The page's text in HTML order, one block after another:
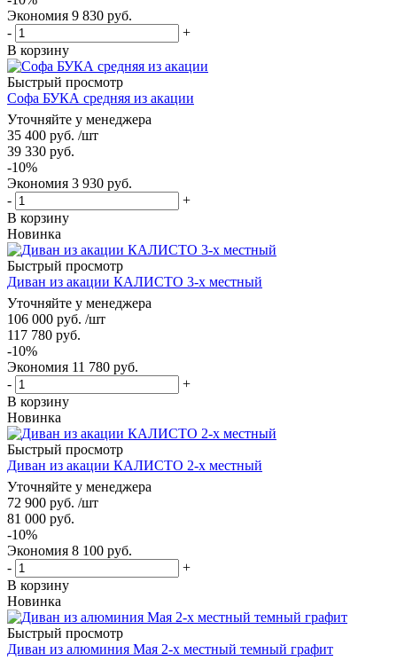
Экономия 9 830 руб.
-
+
В корзину
Быстрый просмотр
Софа БУКА средняя из акации
Уточняйте у менеджера
35 400 руб. /шт
39 330 руб.
-10%
Экономия 3 930 руб.
-
+
В корзину
Новинка
Быстрый просмотр
Диван из акации КАЛИСТО 3-х местный
Уточняйте у менеджера
106 000 руб. /шт
117 780 руб.
-10%
Экономия 11 780 руб.
-
+
В корзину
Новинка
Быстрый просмотр
Диван из акации КАЛИСТО 2-х местный
Уточняйте у менеджера
72 900 руб. /шт
81 000 руб.
-10%
Экономия 8 100 руб.
-
+
В корзину
Новинка
Быстрый просмотр
Диван из алюминия Мая 2-х местный темный графит